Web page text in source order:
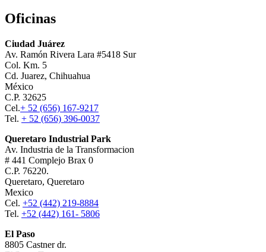
Oficinas
Ciudad Juárez
Av. Ramón Rivera Lara #5418 Sur
Col. Km. 5
Cd. Juarez, Chihuahua
México
C.P. 32625
Cel.+ 52 (656) 167-9217
Tel. + 52 (656) 396-0037
Queretaro Industrial Park
Av. Industria de la Transformacion
# 441 Complejo Brax 0
C.P. 76220.
Queretaro, Queretaro
Mexico
Cel. +52 (442) 219-8884
Tel. +52 (442) 161- 5806
El Paso
8805 Castner dr.